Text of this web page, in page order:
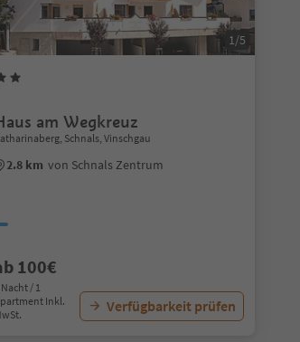
1/5
am Wegkreuz
Schnals, Vinschgau
2.8 km von Schnals Zentrum
100€
Nacht / 1
Inkl.
Verfügbarkeit prüfen